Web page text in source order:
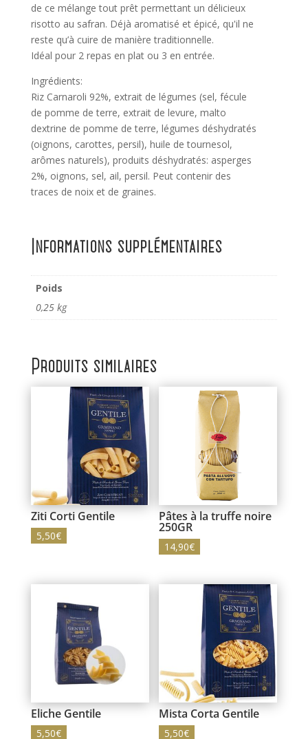
de ce mélange tout prêt permettant un délicieux
risotto au safran. Déjà aromatisé et épicé, qu'il ne
reste qu’à cuire de manière traditionnelle.
Idéal pour 2 repas en plat ou 3 en entrée.
Ingrédients:
Riz Carnaroli 92%, extrait de légumes (sel, fécule
de pomme de terre, extrait de levure, malto
dextrine de pomme de terre, légumes déshydratés
(oignons, carottes, persil), huile de tournesol,
arômes naturels), produits déshydratés: asperges
2%, oignons, sel, ail, persil. Peut contenir des
traces de noix et de graines.
Informations supplémentaires
Poids
0,25 kg
Produits similaires
Ziti Corti Gentile
5,50€
Pâtes à la truffe noire
250GR
14,90€
Eliche Gentile
5,50€
Mista Corta Gentile
5,50€